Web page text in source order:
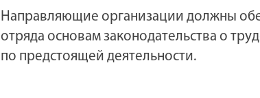
Направляющие организации должны
отряда основам законодательства о
по предстоящей деятельности.